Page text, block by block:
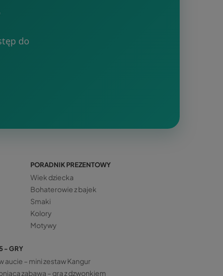
do
PORADNIK PREZENTOWY
Wiek dziecka
Bohaterowie z bajek
Smaki
Kolory
Motywy
- GRY
aucie – mini zestaw Kangur
zabawa – gra z dzwonkiem